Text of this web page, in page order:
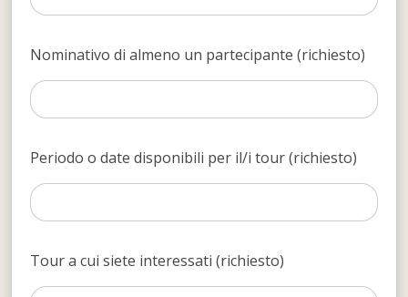
Nominativo di almeno un partecipante (richiesto)
Periodo o date disponibili per il/i tour (richiesto)
Tour a cui siete interessati (richiesto)